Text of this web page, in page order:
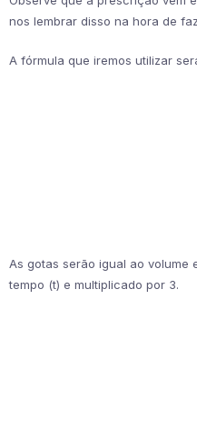
nos lembrar disso na hora de
A fórmula que iremos utilizar
As gotas serão igual ao volume
tempo (t) e multiplicado por 3.